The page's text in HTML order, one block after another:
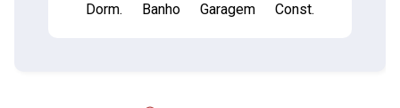
Dorm.
Banho
Garagem
Const.